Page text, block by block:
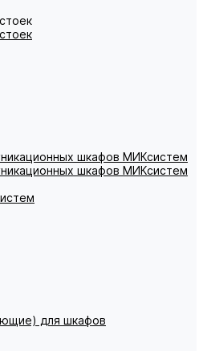
шкафов МИКсистем
шкафов МИКсистем
для шкафов